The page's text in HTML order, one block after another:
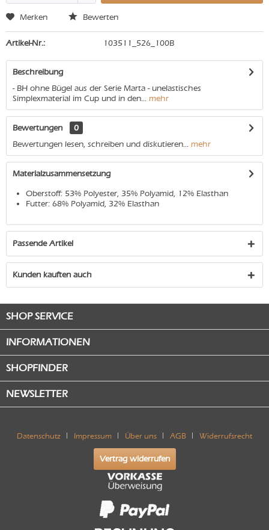
Merken Bewerten
Artikel-Nr.: 103511_526_100B
Beschreibung
- BH ohne Bügel aus der Serie Marta - unelastisches
Simplexmaterial im Cup und in den... mehr
Bewertungen
0
Bewertungen lesen, schreiben und diskutieren... mehr
Materialzusammensetzung
Oberstoff: 53% Polyester, 35% Polyamid, 12% Elasthan
Futter: 68% Polyamid, 32% Elasthan
Passende Artikel
Kunden kauften auch
SHOP SERVICE
INFORMATIONEN
SHOPFINDER
NEWSLETTER
Datenschutz Impressum Über uns AGB Widerrufsrecht
Vertrag widerrufen